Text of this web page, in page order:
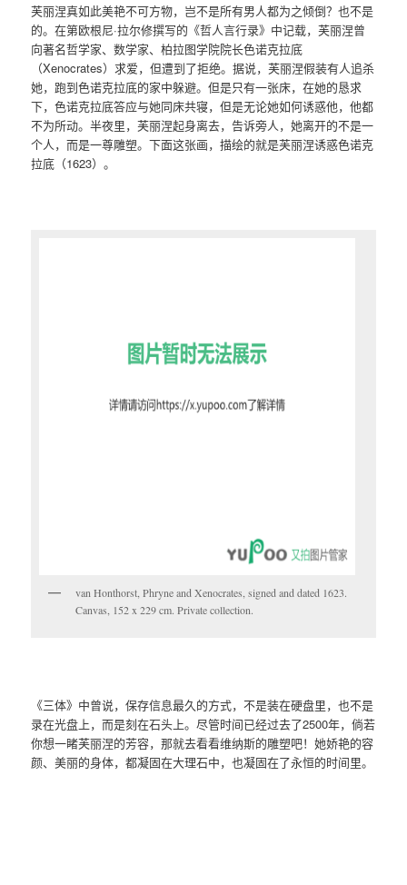
芙丽涅真如此美艳不可方物，岂不是所有男人都为之倾倒？也不是
的。在第欧根尼·拉尔修撰写的《哲人言行录》中记载，芙丽涅曾
向著名哲学家、数学家、柏拉图学院院长色诺克拉底
（Xenocrates）求爱，但遭到了拒绝。据说，芙丽涅假装有人追杀
她，跑到色诺克拉底的家中躲避。但是只有一张床，在她的恳求
下，色诺克拉底答应与她同床共寝，但是无论她如何诱惑他，他都
不为所动。半夜里，芙丽涅起身离去，告诉旁人，她离开的不是一
个人，而是一尊雕塑。下面这张画，描绘的就是芙丽涅诱惑色诺克
拉底（1623）。
van Honthorst, Phryne and Xenocrates, signed and dated 1623.
Canvas, 152 x 229 cm. Private collection.
《三体》中曾说，保存信息最久的方式，不是装在硬盘里，也不是
录在光盘上，而是刻在石头上。尽管时间已经过去了2500年，倘若
你想一睹芙丽涅的芳容，那就去看看维纳斯的雕塑吧！她娇艳的容
颜、美丽的身体，都凝固在大理石中，也凝固在了永恒的时间里。